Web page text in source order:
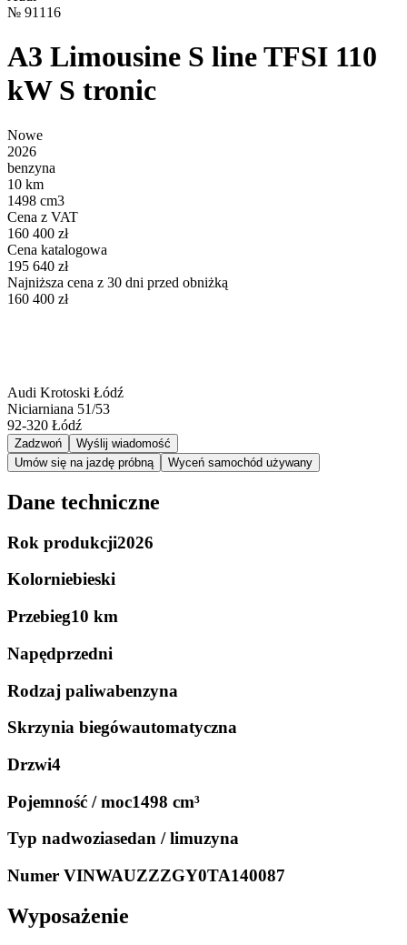
№ 91116
A3 Limousine S line TFSI 110
kW S tronic
Nowe
2026
benzyna
10 km
1498 cm3
Cena z VAT
160 400 zł
Cena katalogowa
195 640 zł
Najniższa cena z 30 dni przed obniżką
160 400 zł
Audi Krotoski Łódź
Niciarniana 51/53
92-320 Łódź
Zadzwoń
Wyślij wiadomość
Umów się na jazdę próbną
Wyceń samochód używany
Dane techniczne
Rok produkcji2026
Kolorniebieski
Przebieg10 km
Napędprzedni
Rodzaj paliwabenzyna
Skrzynia biegówautomatyczna
Drzwi4
Pojemność / moc1498 cm³
Typ nadwoziasedan / limuzyna
Numer VINWAUZZZGY0TA140087
Wyposażenie